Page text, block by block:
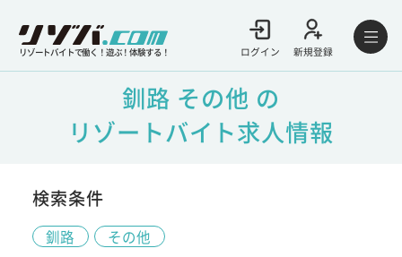
リゾートバイトで働く！遊ぶ！体験する！ ログイン 新規登録
釧路 その他 の
リゾートバイト求人情報
検索条件
釧路 その他